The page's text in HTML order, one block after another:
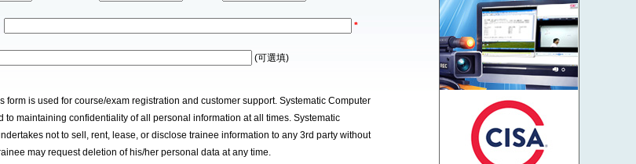
*
(可選填)
form is used for course/exam registration and customer support. Systematic Computer
to maintaining confidentiality of all personal information at all times. Systematic
not to sell, rent, lease, or disclose trainee information to any 3rd party without
may request deletion of his/her personal data at any time.